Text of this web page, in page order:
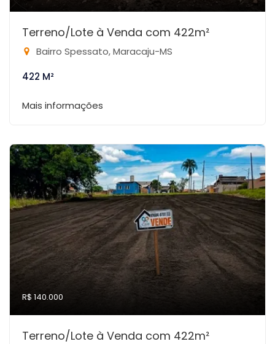
Terreno/Lote à Venda com 422m²
Bairro Spessato, Maracaju-MS
422 M²
Mais informações
R$ 140.000
Terreno/Lote à Venda com 422m²